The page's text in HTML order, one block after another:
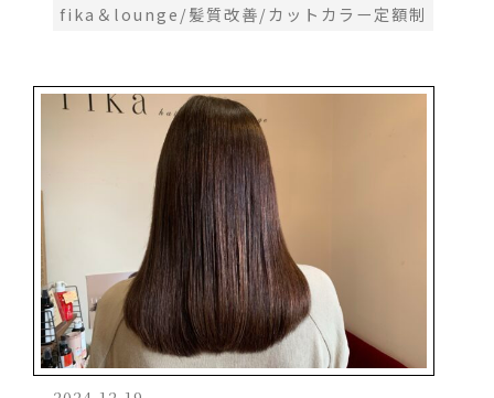
fika＆lounge/髪質改善/カットカラー定額制